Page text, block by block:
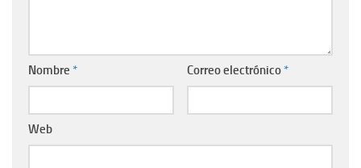
Nombre * Correo electrónico *
Web